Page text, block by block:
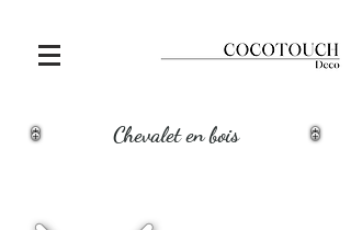
Chevalet en bois